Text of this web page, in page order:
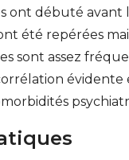
ont débuté avant
été repérées
sont assez
évidente